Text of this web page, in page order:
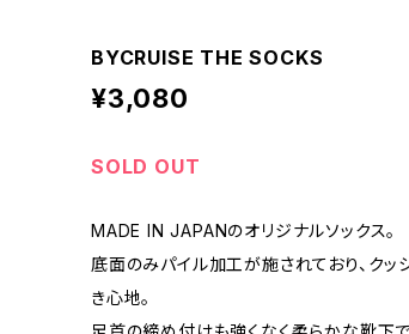
BYCRUISE THE SOCKS
¥3,080
SOLD OUT
MADE IN JAPANのオリジナルソックス。
底面のみパイル加工が施されており、ク
き心地。